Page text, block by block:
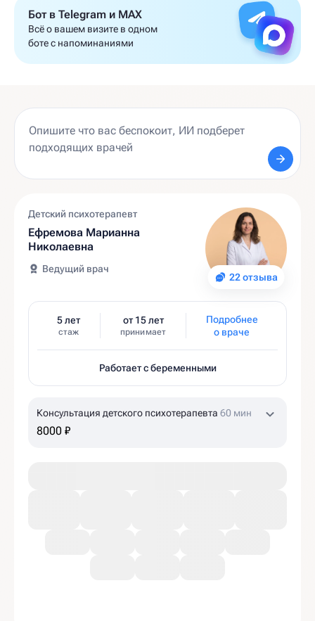
Бот в Telegram и MAX
Всё о вашем визите в одном
боте с напоминаниями
22 отзыва
Детский психотерапевт
Ефремова Марианна
Николаевна
Ведущий врач
5 лет
стаж
от 15 лет
принимает
Подробнее
о враче
Работает с беременными
Консультация детского психотерапевта 60 мин
8000 ₽